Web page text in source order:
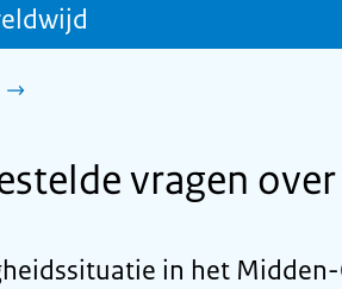
vragen
in het